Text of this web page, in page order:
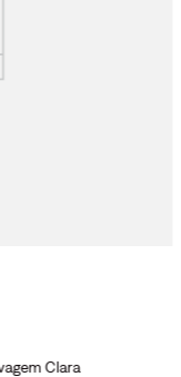
Clara